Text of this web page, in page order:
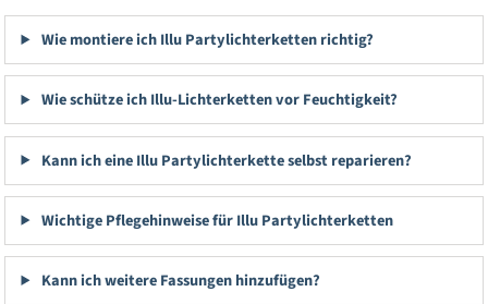
Wie montiere ich Illu Partylichterketten richtig?
Wie schütze ich Illu-Lichterketten vor Feuchtigkeit?
Kann ich eine Illu Partylichterkette selbst reparieren?
Wichtige Pflegehinweise für Illu Partylichterketten
Kann ich weitere Fassungen hinzufügen?